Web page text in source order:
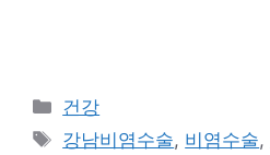
카
테
건강
태
강남비염수술, 비염수술,